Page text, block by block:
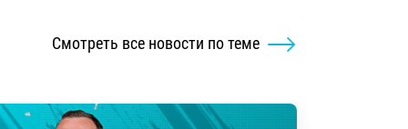
Смотреть все новости по теме